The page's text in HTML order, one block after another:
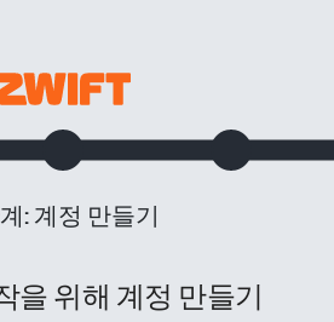
: 계정 만들기
위해 계정 만들기